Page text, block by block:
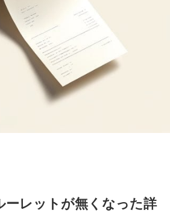
ーレットが無くなった詳